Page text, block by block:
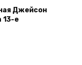
Джейсон
13-е